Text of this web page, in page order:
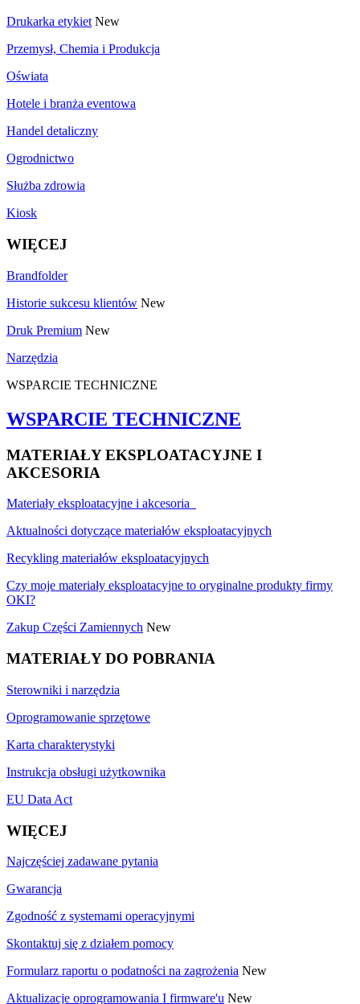
Drukarka etykiet New
Przemysł, Chemia i Produkcja
Oświata
Hotele i branża eventowa
Handel detaliczny
Ogrodnictwo
Służba zdrowia
Kiosk
WIĘCEJ
Brandfolder
Historie sukcesu klientów New
Druk Premium New
Narzędzia
WSPARCIE TECHNICZNE
WSPARCIE TECHNICZNE
MATERIAŁY EKSPLOATACYJNE I
AKCESORIA
Materiały eksploatacyjne i akcesoria
Aktualności dotyczące materiałów eksploatacyjnych
Recykling materiałów eksploatacyjnych
Czy moje materiały eksploatacyjne to oryginalne produkty firmy
OKI?
Zakup Części Zamiennych New
MATERIAŁY DO POBRANIA
Sterowniki i narzędzia
Oprogramowanie sprzętowe
Karta charakterystyki
Instrukcja obsługi użytkownika
EU Data Act
WIĘCEJ
Najczęściej zadawane pytania
Gwarancja
Zgodność z systemami operacyjnymi
Skontaktuj się z działem pomocy
Formularz raportu o podatności na zagrożenia New
Aktualizacje oprogramowania I firmware'u New